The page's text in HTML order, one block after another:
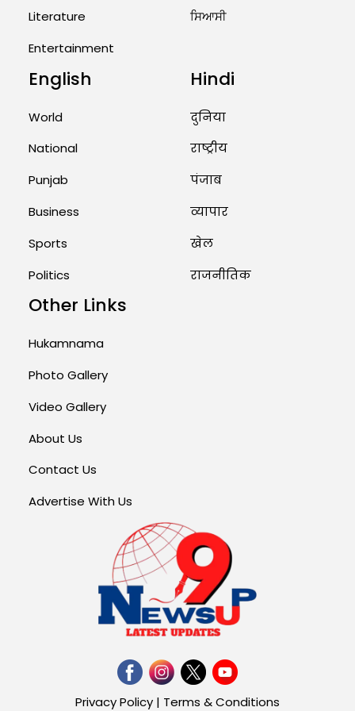
Military Attack...
Unique Wedding: Twin Sisters
Priests Conducting Rituals...
Literature
Entertainment
ਸਿਆਸੀ
English
World
National
Punjab
Business
Sports
Politics
Hindi
दुनिया
राष्ट्रीय
पंजाब
व्यापार
खेल
राजनीतिक
Other Links
Hukamnama
Photo Gallery
Video Gallery
About Us
Contact Us
Advertise With Us
Privacy Policy | Terms & Conditions